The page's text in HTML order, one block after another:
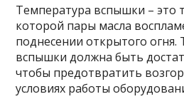
Температура вспышки – это
которой пары масла
поднесении открытого огня.
вспышки должна быть
чтобы предотвратить
условиях работы